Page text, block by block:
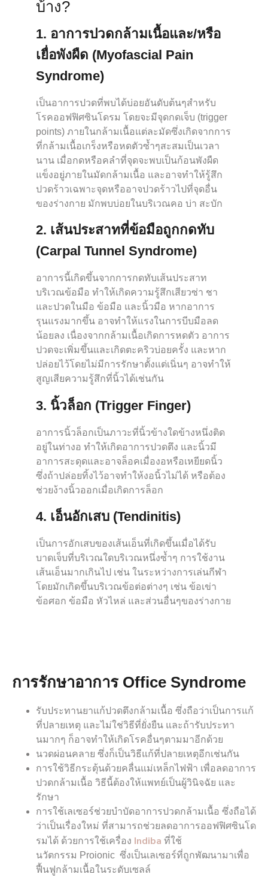
บ้าง?
1. อาการปวดกล้ามเนื้อและ/หรือ
เยื่อพังผืด (Myofascial Pain
Syndrome)
เป็นอาการปวดที่พบได้บ่อยอันดับต้นๆสำหรับ
โรคออฟฟิศซินโดรม โดยจะมีจุดกดเจ็บ (trigger
points) ภายในกล้ามเนื้อแต่ละมัดซึ่งเกิดจากการ
ที่กล้ามเนื้อเกร็งหรือหดตัวซ้ำๆสะสมเป็นเวลา
นาน เมื่อกดหรือคลําที่จุดจะพบเป็นก้อนพังผืด
แข็งอยู่ภายในมัดกล้ามเนื้อ และอาจทำให้รู้สึก
ปวดร้าวเฉพาะจุดหรืออาจปวดร้าวไปที่จุดอื่น
ของร่างกาย มักพบบ่อยในบริเวณคอ บ่า สะบัก
2. เส้นประสาทที่ข้อมือถูกกดทับ
(Carpal Tunnel Syndrome)
อาการนี้เกิดขึ้นจากการกดทับเส้นประสาท
บริเวณข้อมือ ทำให้เกิดความรู้สึกเสียวซ่า ชา
และปวดในมือ ข้อมือ และนิ้วมือ หากอาการ
รุนแรงมากขึ้น อาจทำให้แรงในการบีบมือลด
น้อยลง เนื่องจากกล้ามเนื้อเกิดการหดตัว อาการ
ปวดจะเพิ่มขึ้นและเกิดตะคริวบ่อยครั้ง และหาก
ปล่อยไว้โดยไม่มีการรักษาตั้งแต่เนิ่นๆ อาจทำให้
สูญเสียความรู้สึกที่นิ้วได้เช่นกัน
3. นิ้วล็อก (Trigger Finger)
อาการนิ้วล็อกเป็นภาวะที่นิ้วข้างใดข้างหนึ่งติด
อยู่ในท่างอ ทำให้เกิดอาการปวดตึง และนิ้วมี
อาการสะดุดและอาจล็อคเมื่องอหรือเหยียดนิ้ว
ซึ่งถ้าปล่อยทิ้งไว้อาจทำให้งอนิ้วไม่ได้ หรือต้อง
ช่วยง้างนิ้วออกเมื่อเกิดการล็อก
4. เอ็นอักเสบ (Tendinitis)
เป็นการอักเสบของเส้นเอ็นที่เกิดขึ้นเมื่อได้รับ
บาดเจ็บที่บริเวณใดบริเวณหนึ่งซ้ำๆ การใช้งาน
เส้นเอ็นมากเกินไป เช่น ในระหว่างการเล่นกีฬา
โดยมักเกิดขึ้นบริเวณข้อต่อต่างๆ เช่น ข้อเข่า
ข้อศอก ข้อมือ หัวไหล่ และส่วนอื่นๆของร่างกาย
การรักษาอาการ Office Syndrome
รับประทานยาแก้ปวดตึงกล้ามเนื้อ ซึ่งถือว่าเป็นการแก้
ที่ปลายเหตุ และไม่ใช่วิธีที่ยั่งยืน และถ้ารับประทา
นมากๆ ก็อาจทำให้เกิดโรคอื่นๆตามมาอีกด้วย
นวดผ่อนคลาย ซึ่งก็เป็นวิธีแก้ที่ปลายเหตุอีกเช่นกัน
การใช้วิธีกระตุ้นด้วยคลื่นแม่เหล็กไฟฟ้า เพื่อลดอาการ
ปวดกล้ามเนื้อ วิธีนี้ต้องให้แพทย์เป็นผู้วินิจฉัย และ
รักษา
การใช้เลเซอร์ช่วยบำบัดอาการปวดกล้ามเนื้อ ซึ่งถือได้
ว่าเป็นเรื่องใหม่ ที่สามารถช่วยลดอาการออฟฟิศซินโด
รมได้ ด้วยการใช้เครื่อง Indiba ที่ใช้
นวัตกรรม Proionic ซึ่งเป็นเลเซอร์ที่ถูกพัฒนามาเพื่อ
ฟื้นฟูกล้ามเนื้อในระดับเซลล์